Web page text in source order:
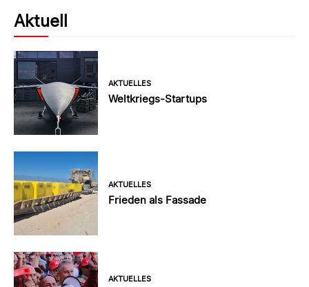
Aktuell
AKTUELLES
Weltkriegs-Startups
AKTUELLES
Frieden als Fassade
AKTUELLES